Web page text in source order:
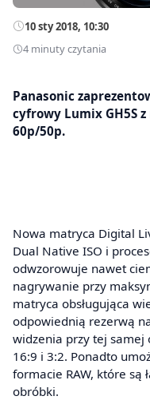
10 sty 2018, 10:30
4 minuty czytania
Panasonic
cyfrowy Lumix GH5S
60p/50p.
Nowa matryca Digital
Dual Native ISO i
odwzorowuje nawet
nagrywanie przy
matryca obsługująca
odpowiednią rezerwą
widzenia przy tej samej
16:9 i 3:2. Ponadto
formacie RAW, które są
obróbki.